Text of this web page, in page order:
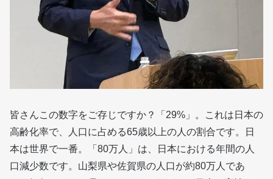
皆さんこの数字をご存じですか？「29%」。これは日本の
高齢化率で、人口に占める65歳以上の人の割合です。日
本は世界で一番。「80万人」は、日本における年間の人
口減少数です。山梨県や佐賀県の人口が約80万人であ